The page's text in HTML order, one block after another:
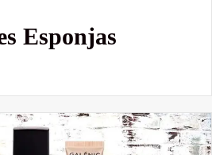
Esponjas